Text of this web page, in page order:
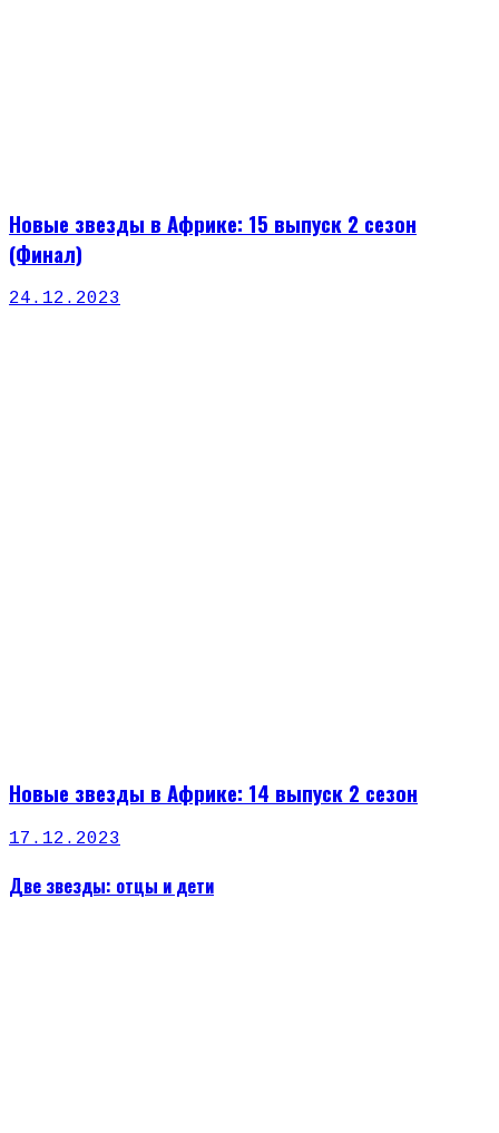
Новые звезды в Африке: 15 выпуск 2 сезон
(Финал)
24.12.2023
Новые звезды в Африке: 14 выпуск 2 сезон
17.12.2023
Две звезды: отцы и дети